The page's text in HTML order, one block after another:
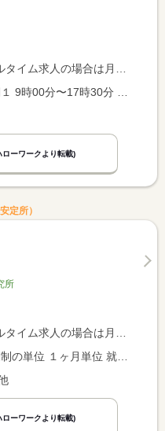
パート求人の場合は時間額を表示しています。
フレックスタイム制 就業時間１ 9時00分〜17時30分 就業時間２ 11時00分〜14時00分 就業時間３ 7時00分〜22時00分 就業時間に関する特記事項 １）基本 <BR> ２）コアタイム <BR> ３）フレキシブルタイム
ローワークより転載)
定所）
所
パート求人の場合は時間額を表示しています。
変形労働時間制 変形労働時間制の単位 １ヶ月単位 就業時間１ 8時30分〜17時15分 就業時間に関する特記事項 〇午前と午後に各１５分の休息時間を設けています
ローワークより転載)